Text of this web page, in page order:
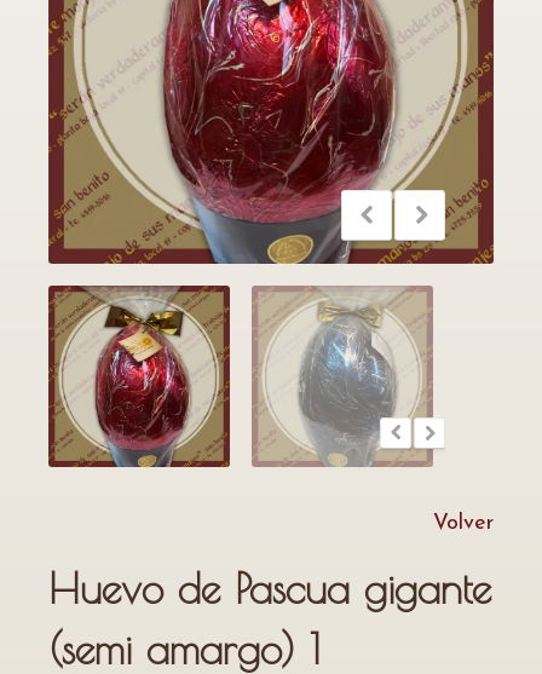
Volver
Huevo de Pascua gigante
(semi amargo) 1